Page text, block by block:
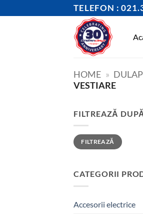
to
TELEFON :
HOME »
VESTIARE
FILTREAZĂ
Preț
minim
Preț
maxim
FILTREAZĂ
CATEGORII
Accesorii electrice